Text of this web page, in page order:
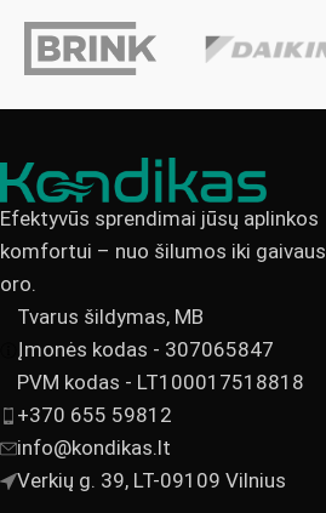
Efektyvūs sprendimai jūsų aplinkos
komfortui – nuo šilumos iki gaivaus
oro.
Tvarus šildymas, MB
Įmonės kodas - 307065847
PVM kodas - LT100017518818
+370 655 59812
info@kondikas.lt
Verkių g. 39, LT-09109 Vilnius